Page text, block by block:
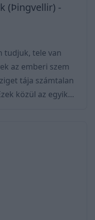
(Þingvellir) -
tudjuk, tele van
az emberi szem
tája számtalan
közül az egyik